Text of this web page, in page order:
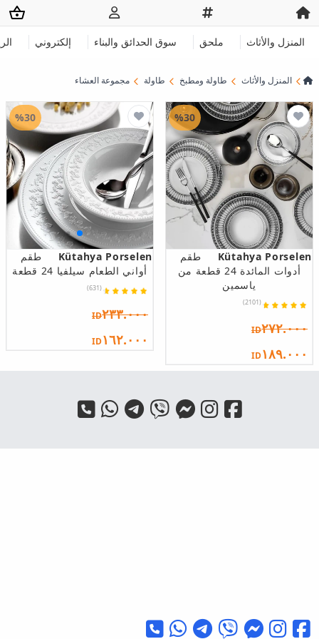
المنزل والأثاث ملحق سوق الحدائق والبناء إلكتروني
المنزل والأثاث طاولة ومطبخ طاولة مجموعة العشاء
Kütahya Porselen
طقم
أدوات المائدة 24 قطعة من
ياسمين
(2101)
ID٢٧٢.٠٠٠
ID١٨٩.٠٠٠
%30
Kütahya Porselen
طقم
أواني الطعام سيلفيا 24 قطعة
(631)
ID٢٣٣.٠٠٠
ID١٦٢.٠٠٠
%30